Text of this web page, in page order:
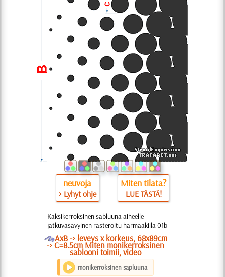
neuvoja
> Lyhyt ohje
Miten tilata?
LUE TÄSTÄ!
Kaksikerroksinen sabluuna aiheelle
jatkuvasävyinen rasteroitu harmaakiila 01b
OAxB -> leveys x korkeus, 68x89cm
-> C=8.5cm Miten monikerroksinen
sablooni toimii, video
monikerroksinen sapluuna